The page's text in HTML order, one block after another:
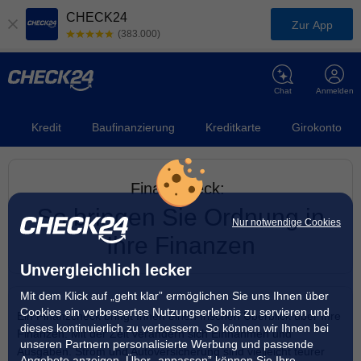
Nur notwendige Cookies
Unvergleichlich lecker
Mit dem Klick auf „geht klar” ermöglichen Sie uns Ihnen über
Cookies ein verbessertes Nutzungserlebnis zu servieren und
dieses kontinuierlich zu verbessern. So können wir Ihnen bei
unseren Partnern personalisierte Werbung und passende
CHECK24
(383.000)
Zur App
Anmelden
Chat
Kredit Baufinanzierung Kreditkarte Girokonto
Finanzcheck:
So bringen Sie Ordnung in
Ihre Finanzen
Ein Finanzcheck bringt Ihnen einen frischen Überblick über Ihre
Finanzen. Mit der Zeit verändern sich Einnahmen und
Ausgaben. Strom und Autoversicherung sind vielleicht teurer